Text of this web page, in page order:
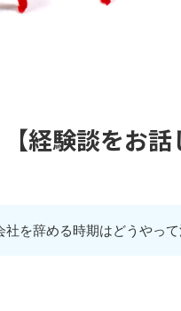
経験談をお話
を辞める時期はどうやっ